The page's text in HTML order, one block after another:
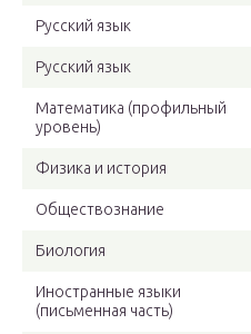
Русский язык
Русский язык
Математика (профильный
уровень)
Физика и история
Обществознание
Биология
Иностранные языки
(письменная часть)